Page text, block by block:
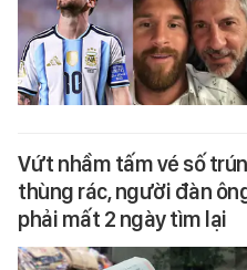
Vứt nhầm tấm vé số
thùng rác, người đàn
phải mất 2 ngày tìm lại